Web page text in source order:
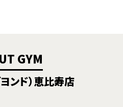
GYM
ンド）恵比寿店